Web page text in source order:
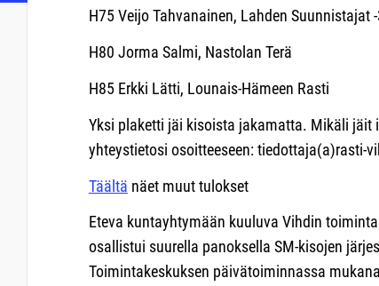
H75 Veijo Tahvanainen, Lahden Suunnistajat
H80 Jorma Salmi, Nastolan Terä
H85 Erkki Lätti, Lounais-Hämeen Rasti
Yksi plaketti jäi kisoista jakamatta. Mikäli jäit
yhteystietosi osoitteeseen: tiedottaja(a)rasti-
Täältä näet muut tulokset
Eteva kuntayhtymään kuuluva Vihdin
osallistui suurella panoksella SM-kisojen
Toimintakeskuksen päivätoiminnassa